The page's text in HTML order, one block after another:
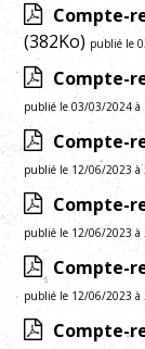
Compte-
(382Ko) publié le
Compte-
publié le 03/03/2024 à
Compte-
publié le 12/06/2023 à
Compte-
publié le 12/06/2023 à
Compte-
publié le 12/06/2023 à
Compte-